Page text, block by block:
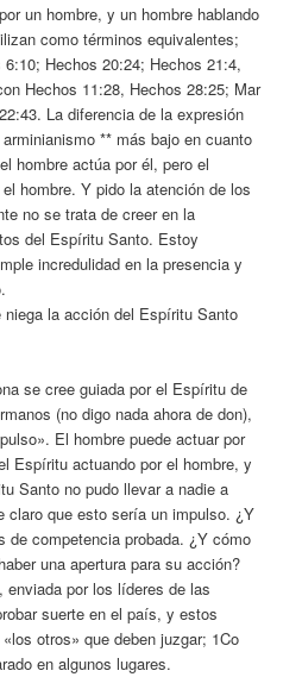
un hombre, y un hombre hablando
como términos equivalentes;
Hechos 20:24; Hechos 21:4,
Hechos 11:28, Hechos 28:25; Mar
La diferencia de la expresión
** más bajo en cuanto
hombre actúa por él, pero el
hombre. Y pido la atención de los
no se trata de creer en la
del Espíritu Santo. Estoy
incredulidad en la presencia y
la acción del Espíritu Santo
se cree guiada por el Espíritu de
(no digo nada ahora de don),
El hombre puede actuar por
Espíritu actuando por el hombre, y
Santo no pudo llevar a nadie a
claro que esto sería un impulso. ¿Y
de competencia probada. ¿Y cómo
una apertura para su acción?
por los líderes de las
suerte en el país, y estos
otros» que deben juzgar; 1Co
en algunos lugares.